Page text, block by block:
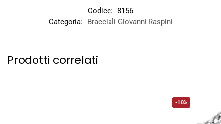
Codice: 8156
Categoria:
Bracciali Giovanni Raspini
Prodotti correlati
-10%